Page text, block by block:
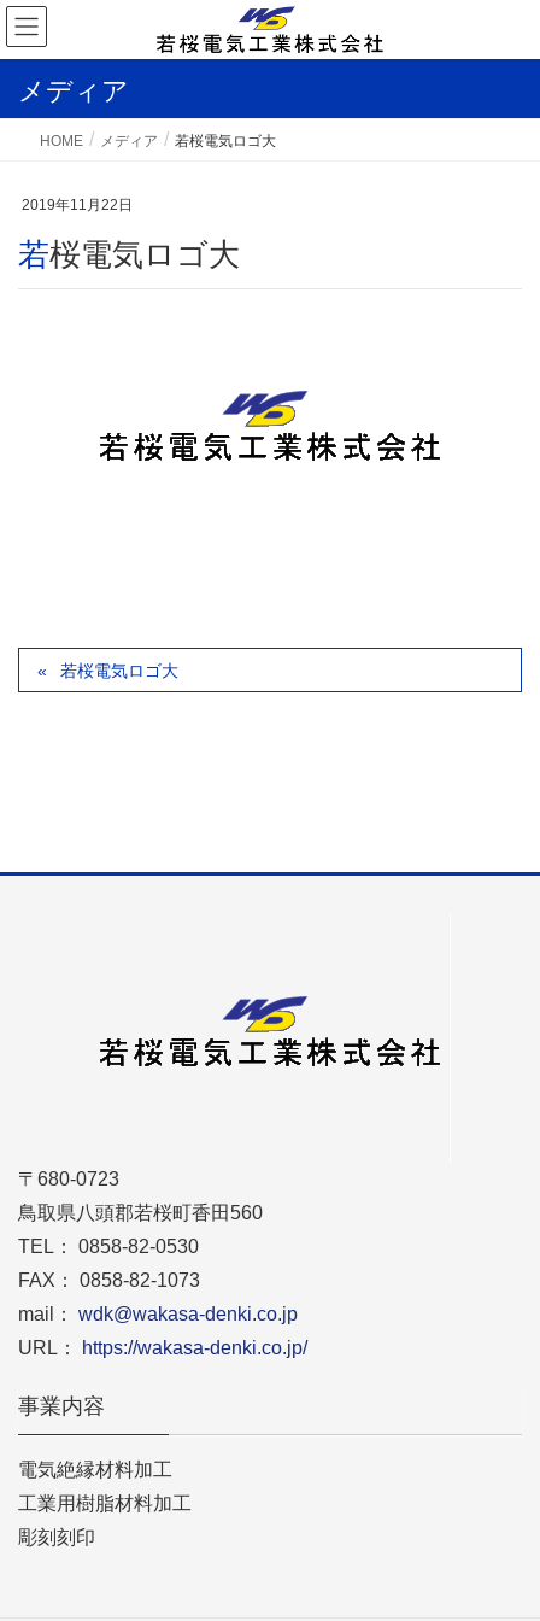
メディア
HOME メディア 若桜電気ロゴ大
2019年11月22日
若桜電気ロゴ大
若桜電気ロゴ大
〒680-0723
鳥取県八頭郡若桜町香田560
TEL： 0858-82-0530
FAX： 0858-82-1073
mail： wdk@wakasa-denki.co.jp
URL：
https://wakasa-denki.co.jp/
事業内容
電気絶縁材料加工
工業用樹脂材料加工
彫刻刻印